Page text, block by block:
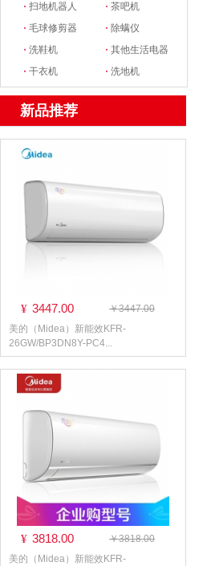
·扫地机器人 ·茶吧机
·毛球修剪器 · 除螨仪
·洗鞋机 ·其他生活电器
·干衣机 ·洗地机
新品推荐
¥ 3447.00
￥3447.00
美的（Midea）新能效KFR-
26GW/BP3DN8Y-PC4...
¥ 3818.00
￥3818.00
美的（Midea）新能效KFR-